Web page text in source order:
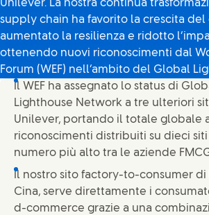
Unilever. La nostra continua
supply chain ha favorito la crescita
aumentato la resilienza e ridotto
ottenendo nuovi riconoscimenti dal
Forum (WEF) nell’ambito del Global
Il WEF ha assegnato lo status di
Lighthouse Network a tre ulteriori
Unilever, portando il totale globale a
riconoscimenti distribuiti su dieci siti
numero più alto tra le aziende
Il nostro sito factory-to-consumer di
Cina, serve direttamente i
d-commerce grazie a una